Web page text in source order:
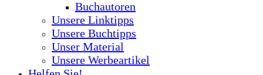
Buchautoren
Unsere Linktipps
Unsere Buchtipps
Unser Material
Unsere Werbeartikel